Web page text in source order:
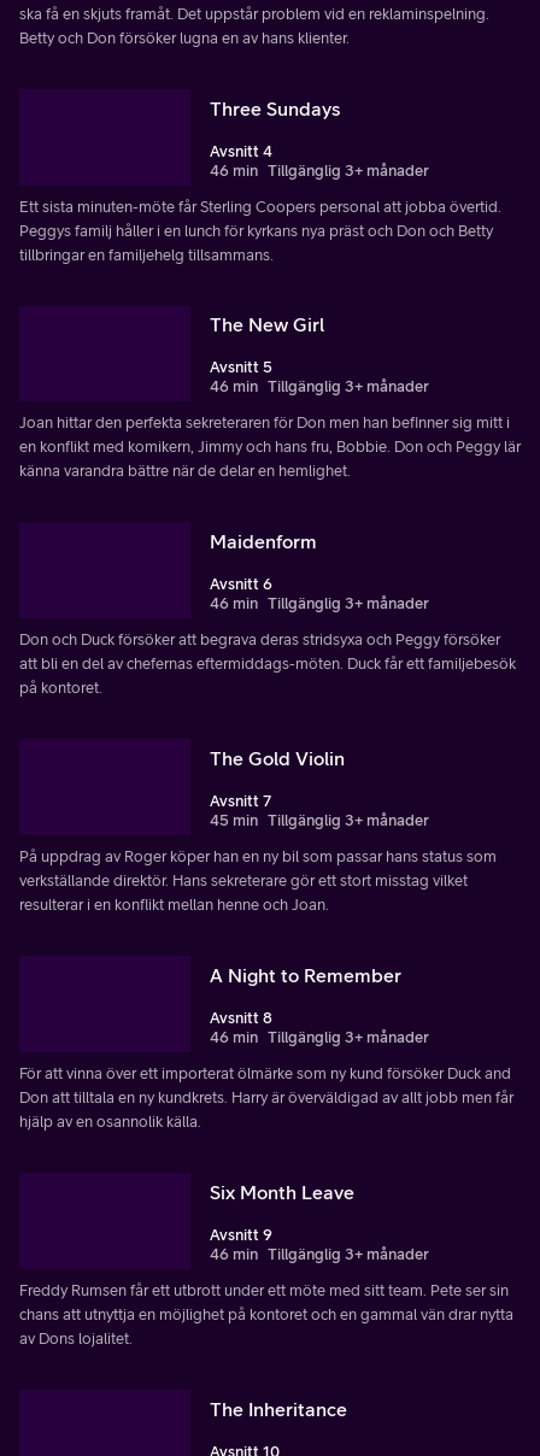
ska få en skjuts framåt. Det uppstår problem vid en reklaminspelning.
Betty och Don försöker lugna en av hans klienter.
Three Sundays
Avsnitt 4
46 min Tillgänglig 3+ månader
Ett sista minuten-möte får Sterling Coopers personal att jobba övertid.
Peggys familj håller i en lunch för kyrkans nya präst och Don och Betty
tillbringar en familjehelg tillsammans.
The New Girl
Avsnitt 5
46 min Tillgänglig 3+ månader
Joan hittar den perfekta sekreteraren för Don men han befinner sig mitt i
en konflikt med komikern, Jimmy och hans fru, Bobbie. Don och Peggy lär
känna varandra bättre när de delar en hemlighet.
Maidenform
Avsnitt 6
46 min Tillgänglig 3+ månader
Don och Duck försöker att begrava deras stridsyxa och Peggy försöker
att bli en del av chefernas eftermiddags-möten. Duck får ett familjebesök
på kontoret.
The Gold Violin
Avsnitt 7
45 min Tillgänglig 3+ månader
På uppdrag av Roger köper han en ny bil som passar hans status som
verkställande direktör. Hans sekreterare gör ett stort misstag vilket
resulterar i en konflikt mellan henne och Joan.
A Night to Remember
Avsnitt 8
46 min Tillgänglig 3+ månader
För att vinna över ett importerat ölmärke som ny kund försöker Duck and
Don att tilltala en ny kundkrets. Harry är överväldigad av allt jobb men får
hjälp av en osannolik källa.
Six Month Leave
Avsnitt 9
46 min Tillgänglig 3+ månader
Freddy Rumsen får ett utbrott under ett möte med sitt team. Pete ser sin
chans att utnyttja en möjlighet på kontoret och en gammal vän drar nytta
av Dons lojalitet.
The Inheritance
Avsnitt 10